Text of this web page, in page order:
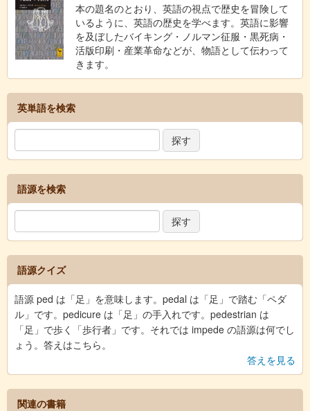
本の題名のとおり、英語の視点で歴史を冒険して
いるように、英語の歴史を学べます。英語に影響
を及ぼしたバイキング・ノルマン征服・黒死病・
活版印刷・産業革命などが、物語として伝わって
きます。
英単語を検索
語源を検索
語源クイズ
語源 ped は「足」を意味します。pedal は「足」で踏む「ペダ
ル」です。pedicure は「足」の手入れです。pedestrian は
「足」で歩く「歩行者」です。それでは impede の語源は何でし
ょう。答えはこちら。
答えを見る
関連の書籍